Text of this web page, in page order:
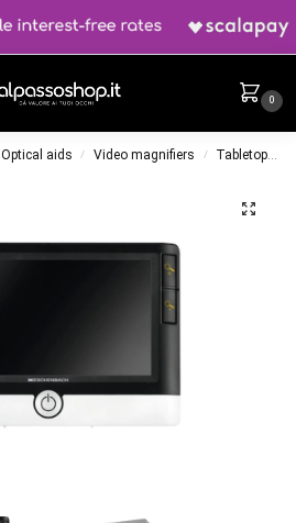
0
Optical aids / Video magnifiers / Tabletop